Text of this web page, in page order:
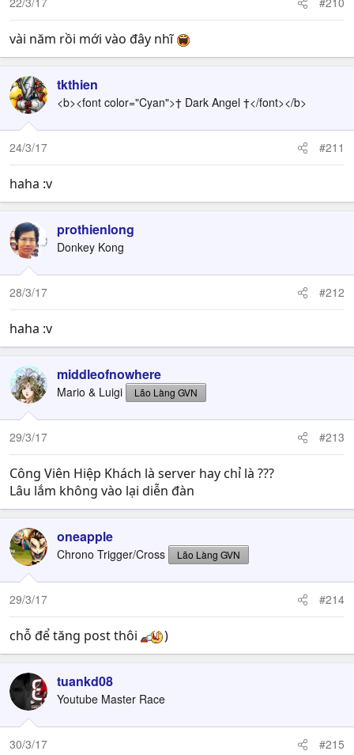
vài năm rồi mới vào đây nhĩ
tkthien
<b><font color="Cyan">† Dark Angel †</font></b>
24/3/17 #211
haha :v
prothienlong
Donkey Kong
28/3/17 #212
haha :v
middleofnowhere
Mario & Luigi Lão Làng GVN
29/3/17 #213
Công Viên Hiệp Khách là server hay chỉ là ???
Lâu lắm không vào lại diễn đàn
oneapple
Chrono Trigger/Cross Lão Làng GVN
29/3/17 #214
chỗ để tăng post thôi )
tuankd08
Youtube Master Race
30/3/17 #215